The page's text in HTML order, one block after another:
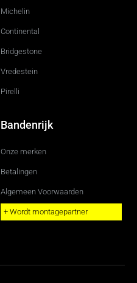
Michelin
Continental
Bridgestone
Vredestein
Pirelli
Bandenrijk
Onze merken
Betalingen
Algemeen Voorwaarden
+ Wordt montagepartner